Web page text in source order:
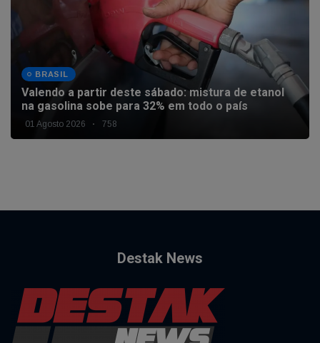
BRASIL
Valendo a partir deste sábado: mistura de etanol
na gasolina sobe para 32% em todo o país
01 Agosto 2026 758
Destak News